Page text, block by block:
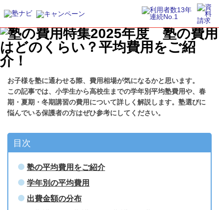
お子様を塾に通わせる際、費用相場が気になるかと思います。
この記事では、小学生から高校生までの学年別平均塾費用や、春
期・夏期・冬期講習の費用について詳しく解説します。塾選びに
悩んでいる保護者の方はぜひ参考にしてください。
目次
塾の平均費用をご紹介
学年別の平均費用
出費金額の分布